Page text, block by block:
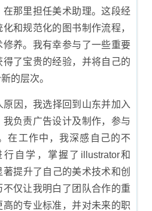
那里担任美术助理。这段经
和规范化的图书制作流程，
养。我有幸参与了一些重要
了宝贵的经验，并将自己的
的层次。
原因，我选择回到山东并加入
负责广告设计及制作，参与
在工作中，我深感自己的不
自学，掌握了illustrator和
提升了自己的美术技术和创
仅让我明白了团队合作的重
的专业标准，并对未来的职